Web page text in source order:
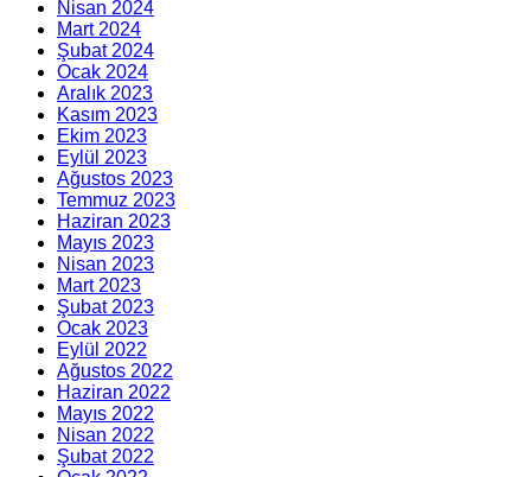
Nisan 2024
Mart 2024
Şubat 2024
Ocak 2024
Aralık 2023
Kasım 2023
Ekim 2023
Eylül 2023
Ağustos 2023
Temmuz 2023
Haziran 2023
Mayıs 2023
Nisan 2023
Mart 2023
Şubat 2023
Ocak 2023
Eylül 2022
Ağustos 2022
Haziran 2022
Mayıs 2022
Nisan 2022
Şubat 2022